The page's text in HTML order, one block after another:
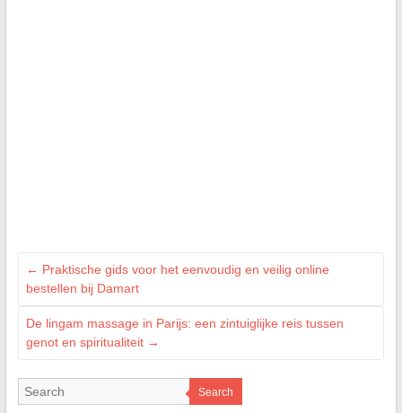
← Praktische gids voor het eenvoudig en veilig online
bestellen bij Damart
De lingam massage in Parijs: een zintuiglijke reis tussen
genot en spiritualiteit →
Search